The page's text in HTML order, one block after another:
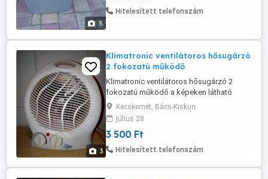
5
Hitelesített telefonszám
3
Klimatronic ventilátoros hősugárzó
2 fokozatú működő
Klimatronic ventilátoros hősugárzó 2
fokozatú működő a képeken látható
állapotban eladó.
Kecskemét, Bács-Kiskun
július 28
3 500 Ft
Hitelesített telefonszám